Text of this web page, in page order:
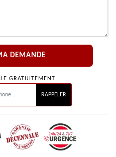
GRATUITEMENT